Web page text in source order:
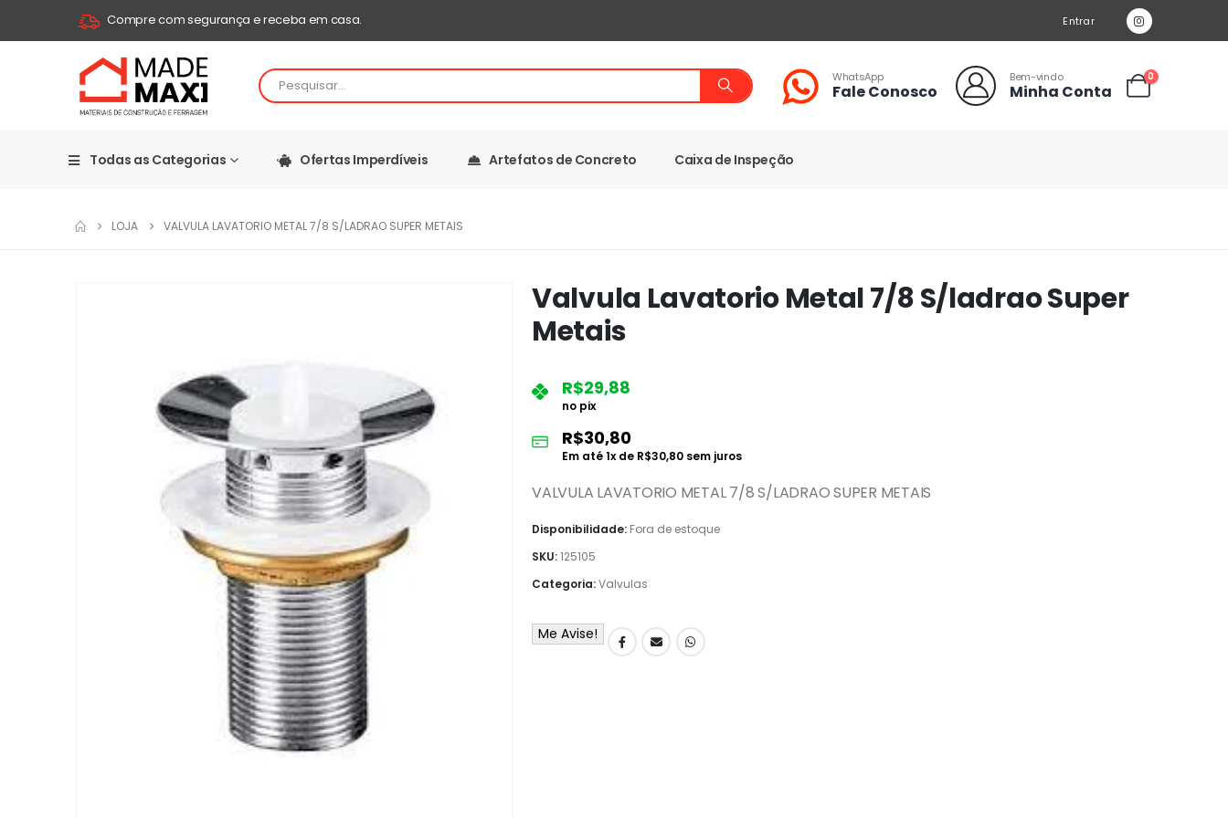
Compre com segurança e receba em casa. Entrar
WhatsApp
Fale Conosco
Bem-vindo
Minha Conta
0
Todas as Categorias Ofertas Imperdíveis Artefatos de Concreto Caixa de Inspeção
LOJA VALVULA LAVATORIO METAL 7/8 S/LADRAO SUPER METAIS
Valvula Lavatorio Metal 7/8 S/ladrao Super
Metais
R$29,88
no pix
R$30,80
Em até1x de R$30,80 sem juros
VALVULA LAVATORIO METAL 7/8 S/LADRAO SUPER METAIS
Disponibilidade: Fora de estoque
SKU:125105
Categoria:Valvulas
Me Avise!